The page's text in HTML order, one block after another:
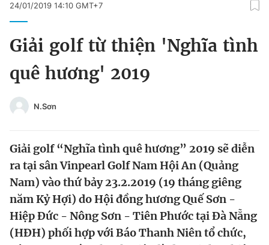
Chuyên mục
Chào ngày mới
Tin thị trường Tin 360
Video Magazine
Sản phẩm khác
Đổi mật khẩu
Tin đã lưu
24/01/2019 14:10 GMT+7
Giải golf từ thiện 'Nghĩa tình
quê hương' 2019
N.Sơn
Giải golf “Nghĩa tình quê hương” 2019 sẽ diễn
ra tại sân Vinpearl Golf Nam Hội An (Quảng
Nam) vào thứ bảy 23.2.2019 (19 tháng giêng
năm Kỷ Hợi) do Hội đồng hương Quế Sơn -
Hiệp Đức - Nông Sơn - Tiên Phước tại Đà Nẵng
(HĐH) phối hợp với Báo Thanh Niên tổ chức,